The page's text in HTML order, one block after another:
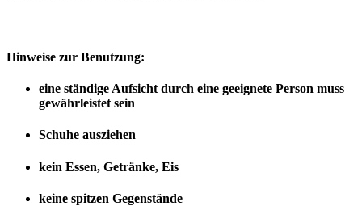
Hinweise zur Benutzung:
eine ständige Aufsicht durch eine geeignete Person muss
gewährleistet sein
Schuhe ausziehen
kein Essen, Getränke, Eis
keine spitzen Gegenstände